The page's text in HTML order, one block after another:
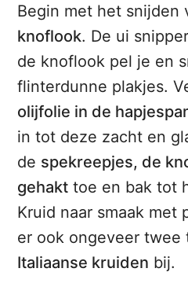
Begin met het snijden
knoflook. De ui
de knoflook pel je en
flinterdunne plakjes.
olijfolie in de
in tot deze zacht en
de spekreepjes, de
gehakt toe en bak tot
Kruid naar smaak met
er ook ongeveer twee
Italiaanse kruiden bij.